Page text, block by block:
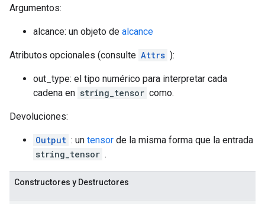
Argumentos:
alcance: un objeto de alcance
Atributos opcionales (consulte Attrs ):
out_type: el tipo numérico para interpretar cada
cadena en string_tensor como.
Devoluciones:
Output : un tensor de la misma forma que la entrada
string_tensor .
Constructores y Destructores